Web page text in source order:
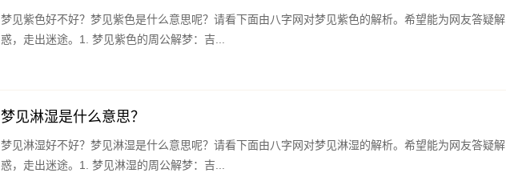
梦见紫色好不好？梦见紫色是什么意思呢？请看下面由八字网对梦见紫色的解析。希望能为网友答疑解
惑，走出迷途。1. 梦见紫色的周公解梦：吉...
梦见淋湿是什么意思？
梦见淋湿好不好？梦见淋湿是什么意思呢？请看下面由八字网对梦见淋湿的解析。希望能为网友答疑解
惑，走出迷途。1. 梦见淋湿的周公解梦：吉...